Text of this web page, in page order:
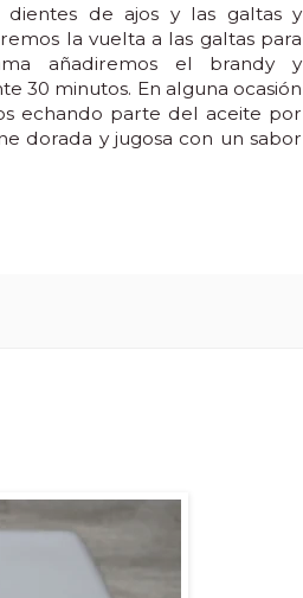
de ajos y las galtas y
la vuelta a las galtas para
añadiremos el brandy y
30 minutos. En alguna ocasión
echando parte del aceite por
dorada y jugosa con un sabor